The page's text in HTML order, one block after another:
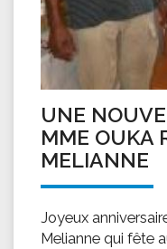
UNE
MME OUKA
MELIANNE
Joyeux
Melianne qui fête